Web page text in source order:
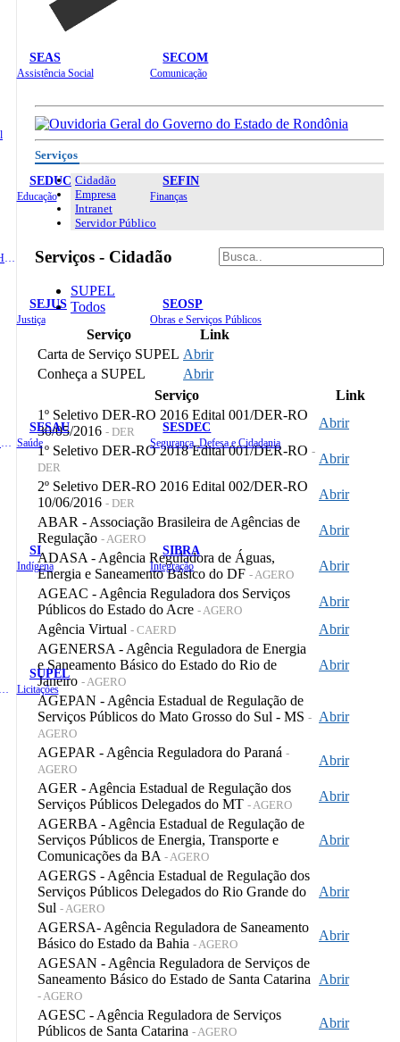
SEAS
Assistência Social
SECOM
Comunicação
SEDUC
Educação
SEFIN
Finanças
SEJUS
Justiça
SEOSP
Obras e Serviços Públicos
SESAU
Saúde
SESDEC
Segurança, Defesa e Cidadania
SI
Indígena
SIBRA
Integração
SUPEL
Licitações
Serviços
Cidadão
Empresa
Intranet
Servidor Público
Serviços - Cidadão
SUPEL
Todos
Serviço
Link
Carta de Serviço SUPEL Abrir
Conheça a SUPEL
Abrir
Serviço
Link
1º Seletivo DER-RO 2016 Edital 001/DER-RO
30/05/2016 - DER
Abrir
1º Seletivo DER-RO 2018 Edital 001/DER-RO -
DER
Abrir
2º Seletivo DER-RO 2016 Edital 002/DER-RO
10/06/2016 - DER
Abrir
ABAR - Associação Brasileira de Agências de
Regulação - AGERO
Abrir
ADASA - Agência Reguladora de Águas,
Energia e Saneamento Básico do DF - AGERO
Abrir
AGEAC - Agência Reguladora dos Serviços
Públicos do Estado do Acre - AGERO
Abrir
Agência Virtual - CAERD
Abrir
AGENERSA - Agência Reguladora de Energia
e Saneamento Básico do Estado do Rio de
Janeiro - AGERO
Abrir
AGEPAN - Agência Estadual de Regulação de
Serviços Públicos do Mato Grosso do Sul - MS -
AGERO
Abrir
AGEPAR - Agência Reguladora do Paraná -
AGERO
Abrir
AGER - Agência Estadual de Regulação dos
Serviços Públicos Delegados do MT - AGERO
Abrir
AGERBA - Agência Estadual de Regulação de
Serviços Públicos de Energia, Transporte e
Comunicações da BA - AGERO
Abrir
AGERGS - Agência Estadual de Regulação dos
Serviços Públicos Delegados do Rio Grande do
Sul - AGERO
Abrir
AGERSA- Agência Reguladora de Saneamento
Básico do Estado da Bahia - AGERO
Abrir
AGESAN - Agência Reguladora de Serviços de
Saneamento Básico do Estado de Santa Catarina
- AGERO
Abrir
AGESC - Agência Reguladora de Serviços
Públicos de Santa Catarina - AGERO
Abrir